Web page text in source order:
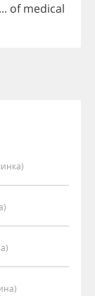
... of medical